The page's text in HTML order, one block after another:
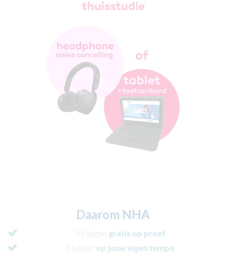
Daarom NHA
15 dagen gratis op proef
Studeer op jouw eigen tempo